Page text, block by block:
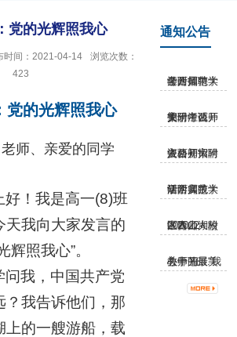
党的光辉照我心
时间：2021-04-14
浏览次数：
423
党的光辉照我心
师、亲爱的同学
好！我是高一(8)班
天我向大家发言的
辉照我心”。
问我，中国共产党
？我告诉他们，那
上的一艘游船，载
通知公告
江西师范大学附属中学公开招聘考...
关于江西师大附中公开招聘考试安...
江西师大附中公开招聘资格初审入...
江西师范大学附属中学研学实践活...
江西师大附中青山湖校区2022-202...
关于开展“我心中的最美教师”征...